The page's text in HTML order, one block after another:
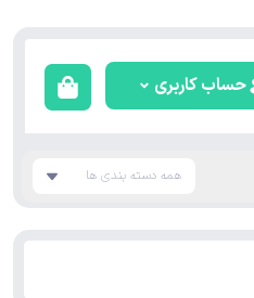
حساب کاربری
همه دسته بندی ها